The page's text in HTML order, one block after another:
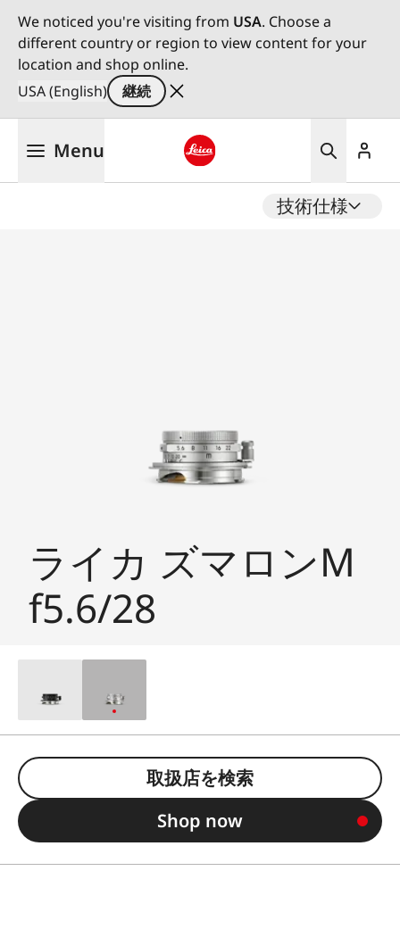
We noticed you're visiting from USA. Choose a
different country or region to view content for your
location and shop online.
USA (English)
継続
Menu
技術仕様
ライカ ズマロンM
f5.6/28
取扱店を検索
Shop now